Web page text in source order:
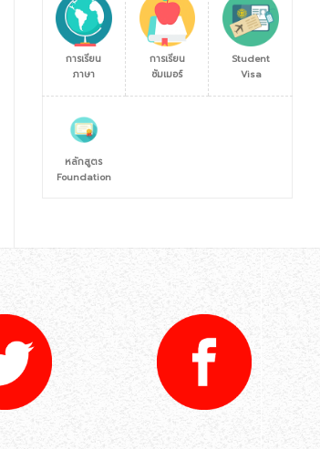
การเรียน
ภาษา
การเรียน
ซัมเมอร์
Student
Visa
หลักสูตร
Foundation